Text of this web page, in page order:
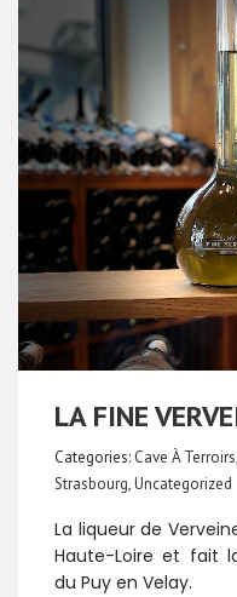
LA FINE
Categories: Cave À Terroirs,
Strasbourg,Uncategorized
La liqueur de
Haute-Loire et fait
du Puy en Velay.